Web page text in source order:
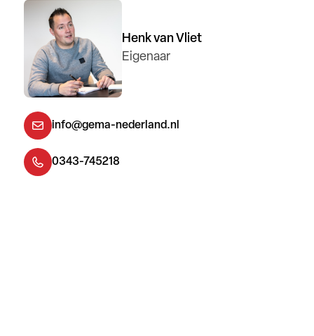
Henk van Vliet
Eigenaar
info@gema-nederland.nl
0343-745218